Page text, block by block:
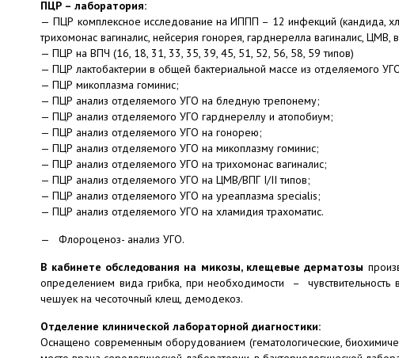
ПЦР – лаборатория:
— ПЦР комплексное исследование на ИППП – 12 инфекций (кандида,
трихомонас вагиналис, нейсерия гонорея, гарднерелла вагиналис,
— ПЦР на ВПЧ (16, 18, 31, 33, 35, 39, 45, 51, 52, 56, 58, 59 типов)
— ПЦР лактобактерии в общей бактериальной массе из отделяемого
— ПЦР микоплазма гоминис;
— ПЦР анализ отделяемого УГО на бледную трепонему;
— ПЦР анализ отделяемого УГО гарднереллу и атопобиум;
— ПЦР анализ отделяемого УГО на гонорею;
— ПЦР анализ отделяемого УГО на микоплазму гоминис;
— ПЦР анализ отделяемого УГО на трихомонас вагиналис;
— ПЦР анализ отделяемого УГО на ЦМВ/ВПГ I/II типов;
— ПЦР анализ отделяемого УГО на уреаплазма specialis;
— ПЦР анализ отделяемого УГО на хламидия трахоматис.
— Флороценоз- анализ УГО.
В кабинете обследования на микозы, клещевые дерматозы
определением вида грибка, при необходимости – чувствительность
чешуек на чесоточный клещ, демодекоз.
Отделение клинической лабораторной диагностики:
Оснащено современным оборудованием (гематологические,